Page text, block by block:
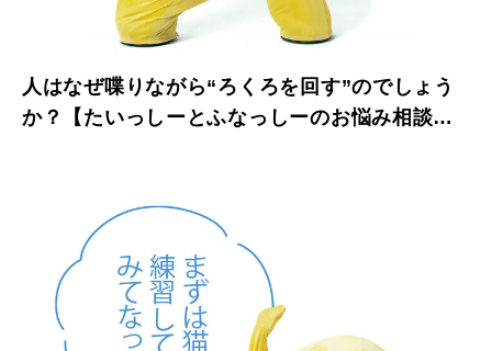
人はなぜ喋りながら“ろくろを回す”のでしょう
か？【たいっしーとふなっしーのお悩み相談